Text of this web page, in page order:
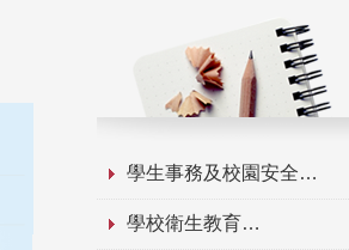
學生事務及校園安全
學校衛生教育